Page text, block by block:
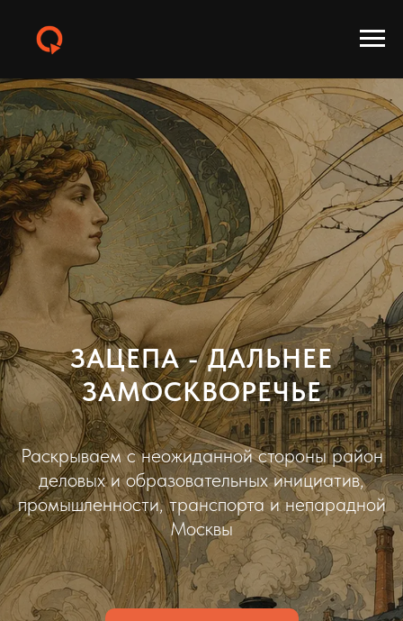
ЗАЦЕПА - ДАЛЬНЕЕ
ЗАМОСКВОРЕЧЬЕ
Раскрываем с неожиданной стороны район
деловых и образовательных инициатив,
промышленности, транспорта и непарадной
Москвы